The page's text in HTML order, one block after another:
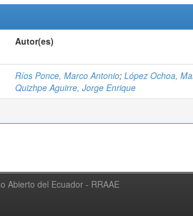
Autor(es)
Ríos Ponce, Marco Antonio; López Ochoa,
Quizhpe Aguirre, Jorge Enrique
Abierto del Ecuador - RRAAE